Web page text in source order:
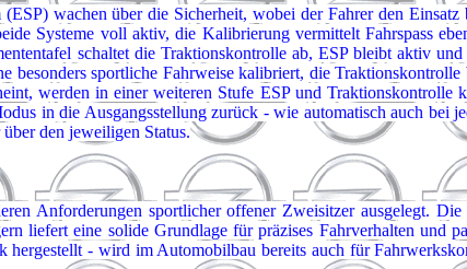
wachen über die Sicherheit, wobei der Fahrer den Einsatz
Systeme voll aktiv, die Kalibrierung vermittelt Fahrspass
schaltet die Traktionskontrolle ab, ESP bleibt aktiv
sportliche Fahrweise kalibriert, die
werden in einer weiteren Stufe ESP und Traktionskontrolle
in die Ausgangsstellung zurück - wie automatisch auch bei
den jeweiligen Status.
Anforderungen sportlicher offener Zweisitzer ausgelegt.
liefert eine solide Grundlage für präzises Fahrverhalten und
- wird im Automobilbau bereits auch für